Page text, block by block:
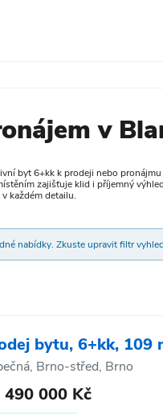
v
byt 6+kk k prodeji nebo
zajišťuje klid i příjemný
každém detailu.
nabídky. Zkuste upravit filtr
bytu, 6+kk, 109
Brno-střed, Brno
490 000 Kč